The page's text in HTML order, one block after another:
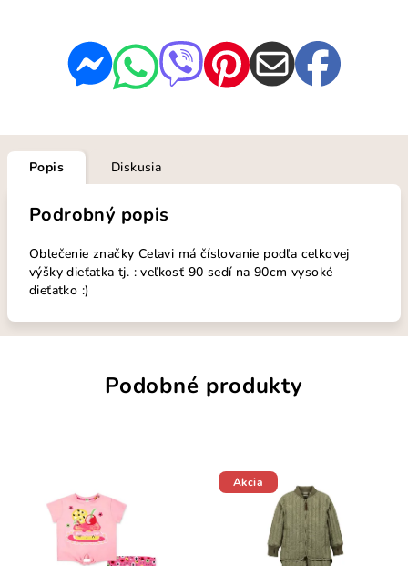
Popis Diskusia
Podrobný popis
Oblečenie značky Celavi má číslovanie podľa celkovej
výšky dieťatka tj. : veľkosť 90 sedí na 90cm vysoké
dieťatko :)
Podobné produkty
Akcia